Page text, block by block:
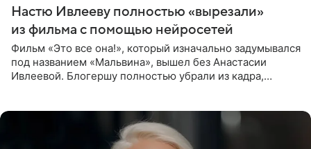
Настю Ивлееву полностью «вырезали»
из фильма с помощью нейросетей
Фильм «Это все она!», который изначально задумывался
под названием «Мальвина», вышел без Анастасии
Ивлеевой. Блогершу полностью убрали из кадра,